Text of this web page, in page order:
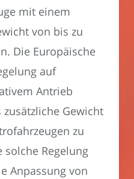
mit einem
von bis zu
Die Europäische
auf
Antrieb
Gewicht
zu
solche Regelung
Anpassung von